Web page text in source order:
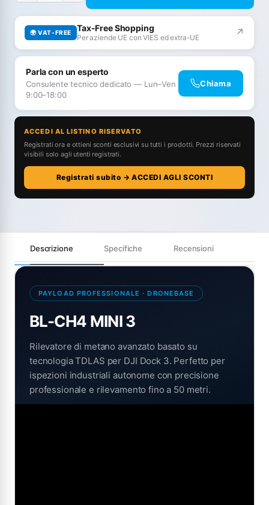
🌍 VAT-FREE Tax-Free Shopping
Per aziende UE con VIES ed extra-UE ↗
Parla con un esperto
Consulente tecnico dedicato — Lun–Ven
9:00–18:00
Chiama
ACCEDI AL LISTINO RISERVATO
Registrati ora e ottieni sconti esclusivi su tutti i prodotti. Prezzi riservati
visibili solo agli utenti registrati.
Registrati subito → ACCEDI AGLI SCONTI
Descrizione Specifiche Recensioni
PAYLOAD PROFESSIONALE · DRONEBASE
BL-CH4 MINI 3
Rilevatore di metano avanzato basato su
tecnologia TDLAS per DJI Dock 3. Perfetto per
ispezioni industriali autonome con precisione
professionale e rilevamento fino a 50 metri.